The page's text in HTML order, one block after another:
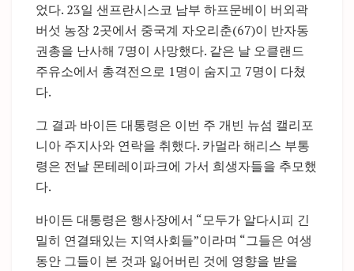
었다. 23일 샌프란시스코 남부 하프문베이 버외곽
버섯 농장 2곳에서 중국계 자오리춘(67)이 반자동
권총을 난사해 7명이 사망했다. 같은 날 오클랜드
주유소에서 총격전으로 1명이 숨지고 7명이 다쳤
다.
그 결과 바이든 대통령은 이번 주 개빈 뉴섬 캘리포
니아 주지사와 연락을 취했다. 카멀라 해리스 부통
령은 전날 몬테레이파크에 가서 희생자들을 추모했
다.
바이든 대통령은 행사장에서 “모두가 알다시피 긴
밀히 연결돼있는 지역사회들”이라며 “그들은 여생
동안 그들이 본 것과 잃어버린 것에 영향을 받을